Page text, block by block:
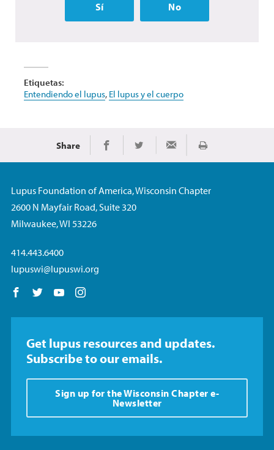
Sí No
Etiquetas:
Entendiendo el lupus, El lupus y el cuerpo
Share Share on Facebook
Share on TwitterShare via EmailImprimir
Lupus Foundation of America, Wisconsin Chapter
2600 N Mayfair Road, Suite 320
Milwaukee, WI 53226
414.443.6400
lupuswi@lupuswi.org
Follow us on Facebook
Follow us on Twitter
Follow us on YouTube
Get lupus resources and updates.
Subscribe to our emails.
Sign up for the Wisconsin Chapter e-
Newsletter